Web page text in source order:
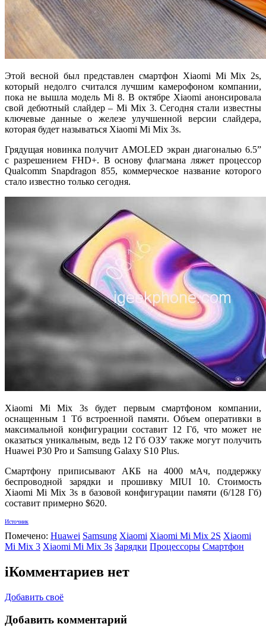
Этой весной был представлен смартфон Xiaomi Mi Mix 2s,
который недолго считался лучшим камерофоном компании,
пока не вышла модель Mi 8. В октябре Xiaomi анонсировала
свой дебютный слайдер – Mi Mix 3. Сегодня стали известны
ключевые данные о железе улучшенной версии слайдера,
которая будет называться Xiaomi Mi Mix 3s.
Грядущая новинка получит AMOLED экран диагональю 6.5”
с разрешением FHD+. В основу флагмана ляжет процессор
Qualcomm Snapdragon 855, коммерческое название которого
стало известно только сегодня.
Xiaomi Mi Mix 3s будет первым смартфоном компании,
оснащенным 1 Тб встроенной памяти. Объем оперативки в
максимальной конфигурации составит 12 Гб, что может не
оказаться уникальным, ведь 12 Гб ОЗУ также могут получить
Huawei P30 Pro и Samsung Galaxy S10 Plus.
Смартфону приписывают АКБ на 4000 мАч, поддержку
беспроводной зарядки и прошивку MIUI 10. Стоимость
Xiaomi Mi Mix 3s в базовой конфигурации памяти (6/128 Гб)
составит примерно $620.
Источник
Помечено: Huawei Samsung Xiaomi Xiaomi Mi Mix 2S Xiaomi
Mi Mix 3 Xiaomi Mi Mix 3s Зарядки Процессоры Смартфон
iКомментариев нет
Добавить своё
Добавить комментарий